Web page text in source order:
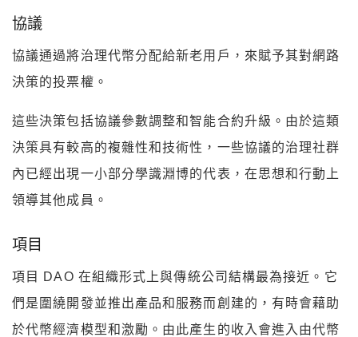
協議
協議通過將治理代幣分配給新老用戶，來賦予其對網路
決策的投票權。
這些決策包括協議參數調整和智能合約升級。由於這類
決策具有較高的複雜性和技術性，一些協議的治理社群
內已經出現一小部分學識淵博的代表，在思想和行動上
領導其他成員。
項目
項目 DAO 在組織形式上與傳統公司結構最為接近。它
們是圍繞開發並推出產品和服務而創建的，有時會藉助
於代幣經濟模型和激勵。由此產生的收入會進入由代幣